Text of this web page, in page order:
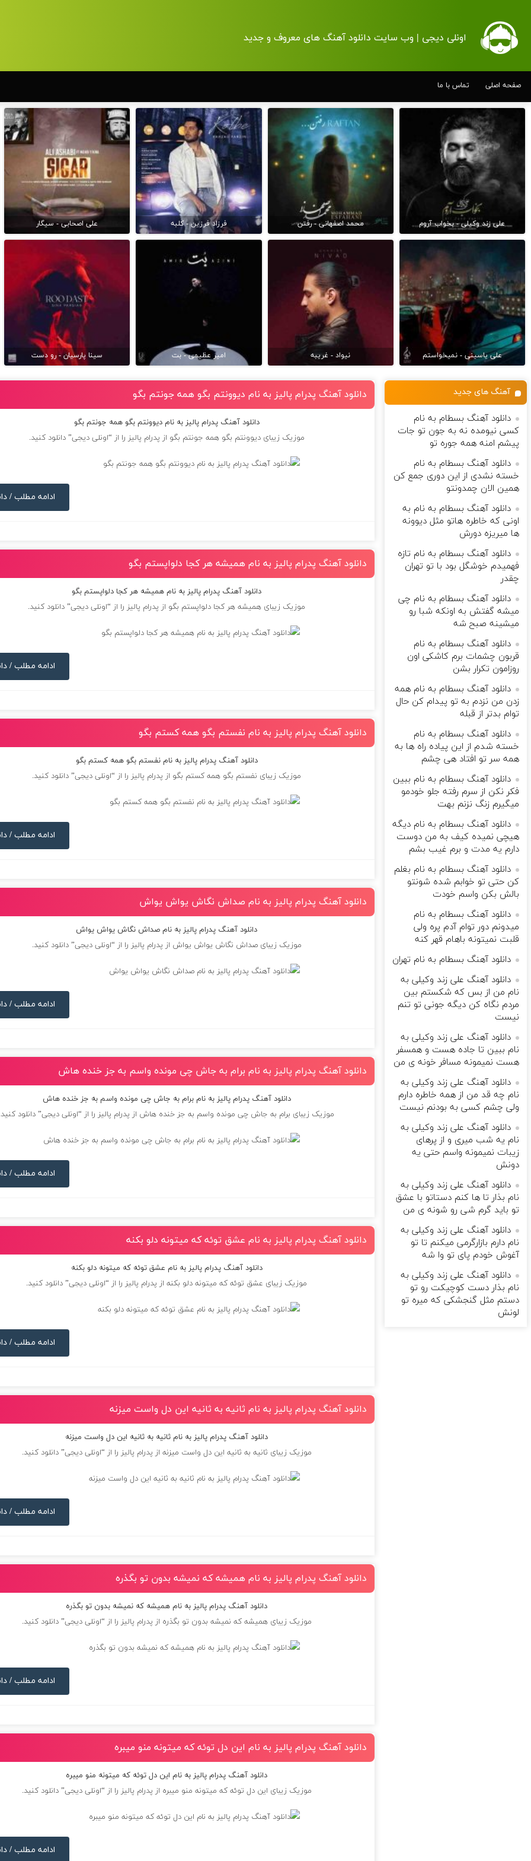
اونلی دیجی | وب سایت دانلود آهنگ های معروف و جدید
صفحه اصلی تماس با ما
علی زند وکیلی - بخواب آروم محمد اصفهانی - رفتن فرزاد فرزین - کلبه علی اصحابی - سیگار
علی یاسینی - نمیخواستم نیواد - غریبه امیر عظیمی - بت سینا پارسیان - رو دست
دانلود آهنگ پدرام پالیز به نام دیوونتم بگو همه جونتم بگو
دانلود آهنگ پدرام پالیز به نام دیوونتم بگو همه جونتم بگو
موزیک زیبای دیوونتم بگو همه جونتم بگو از پدرام پالیز را از “اونلی دیجی” دانلود کنید.
ادامه مطلب /
دانلود آهنگ پدرام پالیز به نام همیشه هر کجا دلواپستم بگو
دانلود آهنگ پدرام پالیز به نام همیشه هر کجا دلواپستم بگو
موزیک زیبای همیشه هر کجا دلواپستم بگو از پدرام پالیز را از “اونلی دیجی” دانلود کنید.
ادامه مطلب /
دانلود آهنگ پدرام پالیز به نام نفستم بگو همه کستم بگو
دانلود آهنگ پدرام پالیز به نام نفستم بگو همه کستم بگو
موزیک زیبای نفستم بگو همه کستم بگو از پدرام پالیز را از “اونلی دیجی” دانلود کنید.
ادامه مطلب /
دانلود آهنگ پدرام پالیز به نام صداش نگاش یواش یواش
دانلود آهنگ پدرام پالیز به نام صداش نگاش یواش یواش
موزیک زیبای صداش نگاش یواش یواش از پدرام پالیز را از “اونلی دیجی” دانلود کنید.
ادامه مطلب /
دانلود آهنگ پدرام پالیز به نام برام به جاش چی مونده واسم به جز خنده هاش
دانلود آهنگ پدرام پالیز به نام برام به جاش چی مونده واسم به جز خنده هاش
موزیک زیبای برام به جاش چی مونده واسم به جز خنده هاش از پدرام پالیز را از “اونلی دیجی” دانلود
ادامه مطلب /
دانلود آهنگ پدرام پالیز به نام عشق توئه که میتونه دلو بکنه
دانلود آهنگ پدرام پالیز به نام عشق توئه که میتونه دلو بکنه
موزیک زیبای عشق توئه که میتونه دلو بکنه از پدرام پالیز را از “اونلی دیجی” دانلود کنید.
ادامه مطلب /
دانلود آهنگ پدرام پالیز به نام ثانیه به ثانیه این دل واست میزنه
دانلود آهنگ پدرام پالیز به نام ثانیه به ثانیه این دل واست میزنه
موزیک زیبای ثانیه به ثانیه این دل واست میزنه از پدرام پالیز را از “اونلی دیجی” دانلود کنید.
ادامه مطلب /
دانلود آهنگ پدرام پالیز به نام همیشه که نمیشه بدون تو بگذره
دانلود آهنگ پدرام پالیز به نام همیشه که نمیشه بدون تو بگذره
موزیک زیبای همیشه که نمیشه بدون تو بگذره از پدرام پالیز را از “اونلی دیجی” دانلود کنید.
ادامه مطلب /
دانلود آهنگ پدرام پالیز به نام این دل توئه که میتونه منو میبره
دانلود آهنگ پدرام پالیز به نام این دل توئه که میتونه منو میبره
موزیک زیبای این دل توئه که میتونه منو میبره از پدرام پالیز را از “اونلی دیجی” دانلود کنید.
ادامه مطلب /
آهنگ های جدید
دانلود آهنگ بسطام به نام
کسی نیومده نه به جون تو جات
پیشم امنه همه جوره تو
دانلود آهنگ بسطام به نام
خسته نشدی از این دوری جمع کن
همین الان چمدونتو
دانلود آهنگ بسطام به نام به
اونی که خاطره هاتو مثل دیوونه
ها میریزه دورش
دانلود آهنگ بسطام به نام تازه
فهمیدم خوشگل بود با تو تهران
چقدر
دانلود آهنگ بسطام به نام چی
میشه گفتش به اونکه شبا رو
میشینه صبح شه
دانلود آهنگ بسطام به نام
قربون چشمات برم کاشکی اون
روزامون تکرار بشن
دانلود آهنگ بسطام به نام همه
زدن من نزدم به تو پیدام کن حال
توام بدتر از قبله
دانلود آهنگ بسطام به نام
خسته شدم از این پیاده راه ها به
همه سر تو افتاد هی چشم
دانلود آهنگ بسطام به نام ببین
فکر نکن از سرم رفته جلو خودمو
میگیرم زنگ نزنم بهت
دانلود آهنگ بسطام به نام دیگه
هیچی نمیده کیف به من دوست
دارم یه مدت و برم غیب بشم
دانلود آهنگ بسطام به نام بغلم
کن حتی تو خوابم شده شونتو
بالش بکن واسم خودت
دانلود آهنگ بسطام به نام
میدونم دور توام آدم پره ولی
قلبت نمیتونه باهام قهر کنه
دانلود آهنگ بسطام به نام تهران
دانلود آهنگ علی زند وکیلی به
نام من از بس كه شكستم بین
مردم نگاه كن دیگه جونى تو تنم
نیست
دانلود آهنگ علی زند وکیلی به
نام ببین تا جاده هست و همسفر
هست نمیمونه مسافر خونه ی من
دانلود آهنگ علی زند وکیلی به
نام چه قد من از همه خاطره دارم
ولی چشم كسی به بودنم نیست
دانلود آهنگ علی زند وکیلی به
نام یه شب میرى و از پرهای
زيبات نمیمونه واسم حتی یه
دونش
دانلود آهنگ علی زند وکیلی به
نام بذار تا ها كنم دستاتو با عشق
تو باید گرم شی رو شونه ى من
دانلود آهنگ علی زند وکیلی به
نام دارم بازارگرمی میكنم تا تو
آغوش خودم پای تو وا شه
دانلود آهنگ علی زند وکیلی به
نام بذار دست كوچیكت رو تو
دستم مثل گنجشكی كه میره تو
لونش